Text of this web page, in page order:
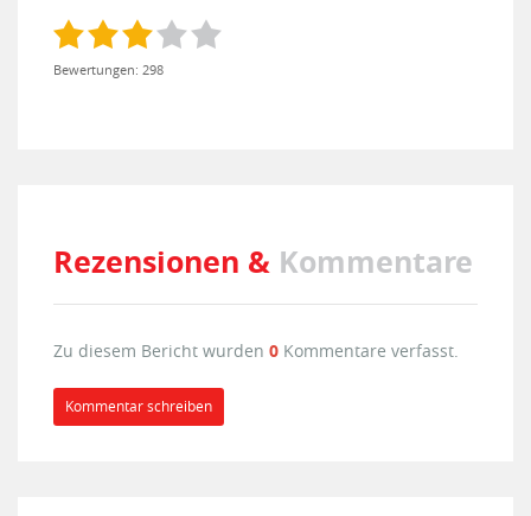
Bewertungen: 298
Rezensionen & Kommentare
Zu diesem Bericht wurden 0 Kommentare verfasst.
Kommentar schreiben